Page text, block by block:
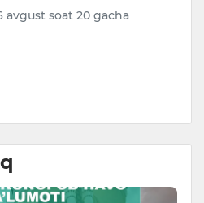
avgust soat 20 gacha